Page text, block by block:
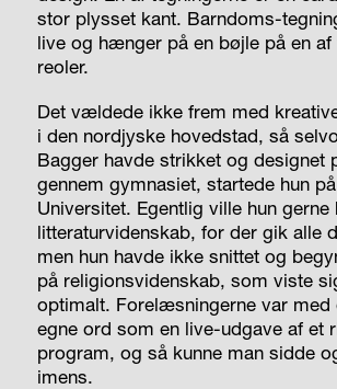
stor plysset kant. Barndoms-
live og hænger på en bøjle på en
reoler.
Det vældede ikke frem med
i den nordjyske hovedstad, så
Bagger havde strikket og designet
gennem gymnasiet, startede hun
Universitet. Egentlig ville hun gerne
litteraturvidenskab, for der gik alle
men hun havde ikke snittet og
på religionsvidenskab, som viste
optimalt. Forelæsningerne var med
egne ord som en live-udgave af et
program, og så kunne man sidde
imens.